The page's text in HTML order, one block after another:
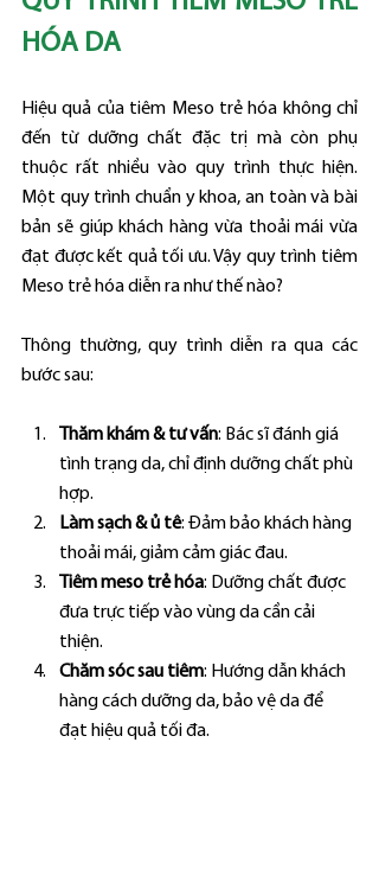
HÓA DA
Hiệu quả của tiêm Meso trẻ hóa không chỉ
đến từ dưỡng chất đặc trị mà còn phụ
thuộc rất nhiều vào quy trình thực hiện.
Một quy trình chuẩn y khoa, an toàn và bài
bản sẽ giúp khách hàng vừa thoải mái vừa
đạt được kết quả tối ưu. Vậy quy trình tiêm
Meso trẻ hóa diễn ra như thế nào?
Thông thường, quy trình diễn ra qua các
bước sau:
Thăm khám & tư vấn: Bác sĩ đánh giá
tình trạng da, chỉ định dưỡng chất phù
hợp.
Làm sạch & ủ tê: Đảm bảo khách hàng
thoải mái, giảm cảm giác đau.
Tiêm meso trẻ hóa: Dưỡng chất được
đưa trực tiếp vào vùng da cần cải
thiện.
Chăm sóc sau tiêm: Hướng dẫn khách
hàng cách dưỡng da, bảo vệ da để
đạt hiệu quả tối đa.